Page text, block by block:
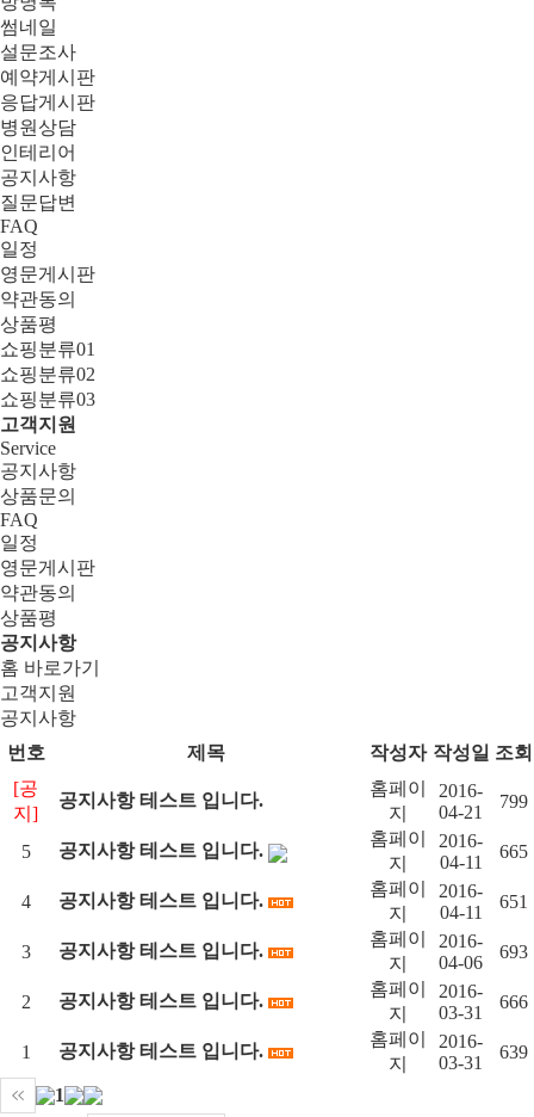
썸네일
설문조사
예약게시판
응답게시판
병원상담
인테리어
공지사항
질문답변
FAQ
일정
영문게시판
약관동의
상품평
쇼핑분류01
쇼핑분류02
쇼핑분류03
고객지원
Service
공지사항
상품문의
FAQ
일정
영문게시판
약관동의
상품평
공지사항
홈 바로가기
고객지원
공지사항
번호
제목 작성자 작성일 조회
[공
지]
공지사항 테스트 입니다.
홈페이
지
2016-
04-21
799
5 공지사항 테스트 입니다.
홈페이
지
2016-
04-11
665
4 공지사항 테스트 입니다.
홈페이
지
2016-
04-11
651
3 공지사항 테스트 입니다.
홈페이
지
2016-
04-06
693
2 공지사항 테스트 입니다.
홈페이
지
2016-
03-31
666
1 공지사항 테스트 입니다.
홈페이
지
2016-
03-31
639
1